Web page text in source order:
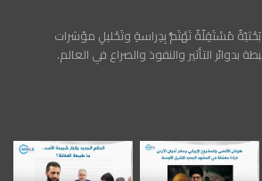
مُسْتَقِلّةٌ تَهْتَمُّ بِدِراسةِ وتَحْليلِ مؤشرات
بدوائر التأثير والنفوذ والصراع في العالم.